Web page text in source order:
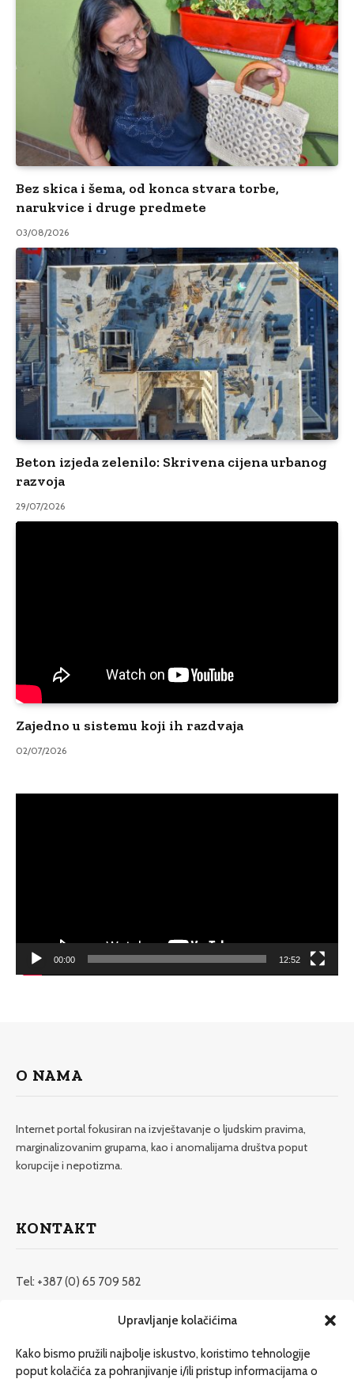
Upravljanje kolačićima
Kako bismo pružili najbolje iskustvo, koristimo tehnologije
poput kolačića za pohranjivanje i/ili pristup informacijama o
Bez skica i šema, od konca stvara torbe,
narukvice i druge predmete
03/08/2026
Beton izjeda zelenilo: Skrivena cijena urbanog
razvoja
29/07/2026
Zajedno u sistemu koji ih razdvaja
02/07/2026
00:00 12:52
O NAMA
Internet portal fokusiran na izvještavanje o ljudskim pravima,
marginalizovanim grupama, kao i anomalijama društva poput
korupcije i nepotizma.
KONTAKT
Tel: +387 (0) 65 709 582
redakcija@etrafika.net